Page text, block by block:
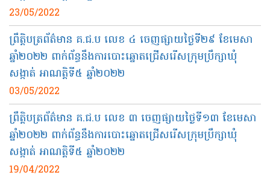
23/05/2022
ព្រឹត្តិបត្រព័ត៌មាន គ.ជ.ប លេខ ៤ ចេញផ្សាយថ្ងៃទី២៩ ខែមេសា
ឆ្នាំ២០២២ ពាក់ព័ន្ធនឹងការបោះឆ្នោតជ្រើសរើសក្រុមប្រឹក្សាឃុំ
សង្កាត់ អាណត្តិទី៥ ឆ្នាំ២០២២
03/05/2022
ព្រឹត្តិបត្រព័ត៌មាន គ.ជ.ប លេខ ៣ ចេញផ្សាយថ្ងៃទី១៣ ខែមេសា
ឆ្នាំ២០២២ ពាក់ព័ន្ធនឹងការបោះឆ្នោតជ្រើសរើសក្រុមប្រឹក្សាឃុំ
សង្កាត់ អាណត្តិទី៥ ឆ្នាំ២០២២
19/04/2022